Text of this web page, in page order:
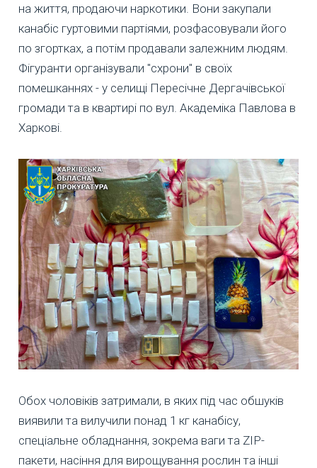
на життя, продаючи наркотики. Вони закупали
канабіс гуртовими партіями, розфасовували його
по згортках, а потім продавали залежним людям.
Фігуранти організували "схрони" в своїх
помешканнях - у селищі Пересічне Дергачівської
громади та в квартирі по вул. Академіка Павлова в
Харкові.
Обох чоловіків затримали, в яких під час обшуків
виявили та вилучили понад 1 кг канабісу,
спеціальне обладнання, зокрема ваги та ZIP-
пакети, насіння для вирощування рослин та інші